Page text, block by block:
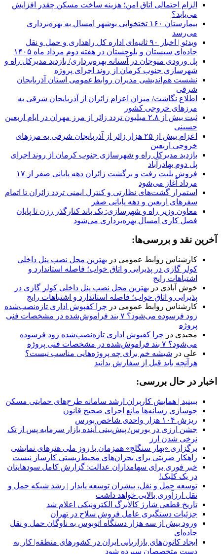
الزام احتمالی اتاق امن؛ هزینه ساخت مسکن چقدر افزایش
می‌یابد؟
بیمارستان ۱۶۰ تختخوابی بوشهر امسال به بهره‌برداری
می‌رسد
ویدئو | اخبار ۹۰ ثانیه‌ای اداره کل راهداری و حمل و نقل
جاده‌ای سیستان و بلوچستان در هفته دوم مرداد ماه ۱۴۰۵
پل ورودی منوجان در آستانه بهره‌برداری/ بازدید مدیرکل راه و
شهرسازی جنوب کرمان از روند اجرای پروژه
نشست هم‌اندیشی مدیران روابط‌عمومی استان آذربایجان
شرقی
اطلاع نگاشت/ میزان اعزام زائران از آذربایجان شرقی به
مرزهای خروجی کشور
ثبت بیش از ۲.۸ میلیون تردد زائر از مرز مهران در ایام اربعین
حسینی
اعزام بیش از ۲۵ هزار زائر از آذربایجان شرقی به مرزهای
خروجی اربعین
بازدید مدیرکل راه و شهرسازی جنوب کرمان از روند اجرای
پل دوم بهادرآباد
فروش بلیت رفت و برگشت زائران دهه پایانی صفر از ۱۷
مرداد آغاز می‌شود
استمرار گشت‌های نظارتی و کنترل ایمنی تردد زائران تا اتمام
سفرهای اربعین و دهه پایانی صفر
معاون وزیر راه و شهرسازی: یک باند کنارگذر رزن تا پایان
فصل کاری امسال بهره‌برداری می‌شود
آخرین نقد و بررسی‌ها:
کارشناس روابط عمومی در بهترین محل نصب پنل داخلی
کولر گازی در پذیرایی و اتاق خواب؛ فاصله استاندارد و
اشتباهات رایج
خوش آبادی در بهترین محل نصب پنل داخلی کولر گازی در
پذیرایی و اتاق خواب؛ فاصله استاندارد و اشتباهات رایج
کارشناس روابط عمومی در چرا کفپوش اداری تازه‌نصب‌شده
زود فرسوده می‌شود؟ ۷ بند فراموش‌شده در مشخصات فنی
پروژه
مجیدی در چرا کفپوش اداری تازه‌نصب‌شده زود فرسوده
می‌شود؟ ۷ بند فراموش‌شده در مشخصات فنی پروژه
علی در شیشه خم برای چه پروژه‌هایی مناسب نیست؟
هرآنچه باید قبل از سفارش بدانید
اخبار در حال بررسی:
ببینید | همایش کاربران ارشد سامانه طرح‌های حمایتی مسکن
جوسازی رسانه‌ها مانع اجرای صحیح قانون
ریزش ۱۰۴ هزار واحدی شاخص بورس
جشن ارزی در بورس/ پیش‌بینی آینده بازار سرمایه پس از تک
نرخی شدن ارز
برگزاری «بهار سنگلج» همزمان با روز ملی هنرهای نمایشی
راهکار ضربتی برای بحران‌های محیط‌زیستی کارساز نیست
خبر فوری برای سهامداران عدالت: گزارش کامل سودهایتان
در یک کلیک!
توسعه حمل و نقل، پیشران توسعه پایدار | رشد شبکه حمل و
نقل ارزآوری بالایی خواهد داشت
تاریخ قطعی شارژ کالابرگ الکترونیکی اعلام شد
جزئیات دستگیری عامل فروش سلاح در تهران
ورود بیش از سه هزار دستگاه اتوبوس به ناوگان حمل و نقل
جاده‌ای
ایجاد کانون‌های بازاریابی ایران در کشورهای منطقه| کار به
دست متخصصان سپرده شود